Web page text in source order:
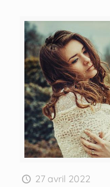
27 avril 2022